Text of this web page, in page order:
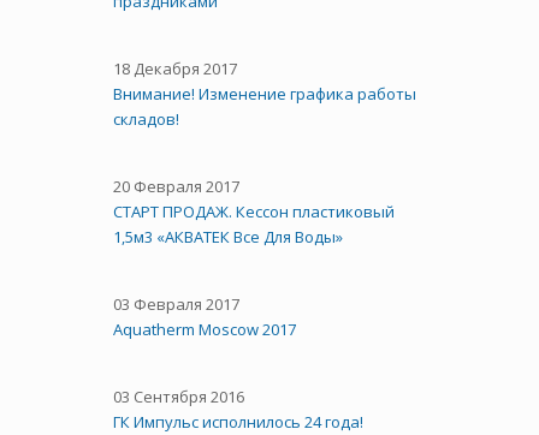
18 Декабря 2017
Внимание! Изменение графика работы
складов!
20 Февраля 2017
СТАРТ ПРОДАЖ. Кессон пластиковый
1,5м3 «АКВАТЕК Все Для Воды»
03 Февраля 2017
Aquatherm Moscow 2017
03 Сентября 2016
ГК Импульс исполнилось 24 года!